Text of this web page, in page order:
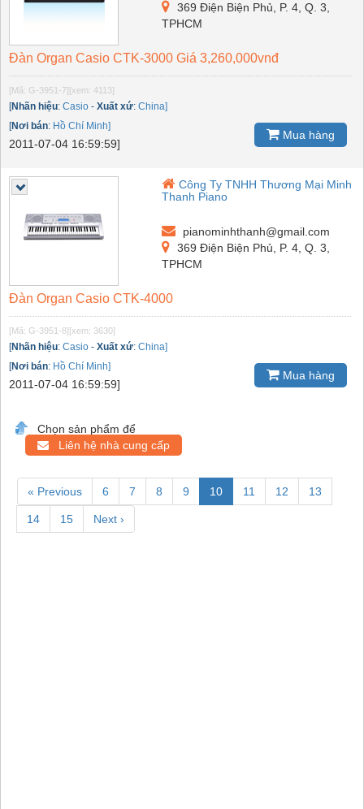
369 Điện Biện Phủ, P. 4, Q. 3,
TPHCM
Đàn Organ Casio CTK-3000 Giá 3,260,000vnđ
[Mã: G-3951-7] [xem: 4113]
[Nhãn hiệu: Casio - Xuất xứ: China]
[Nơi bán: Hồ Chí Minh]
2011-07-04 16:59:59]
Mua hàng
Công Ty TNHH Thương Mại Minh
Thanh Piano
pianominhthanh@gmail.com
369 Điện Biện Phủ, P. 4, Q. 3,
TPHCM
Đàn Organ Casio CTK-4000
[Mã: G-3951-8] [xem: 3630]
[Nhãn hiệu: Casio - Xuất xứ: China]
[Nơi bán: Hồ Chí Minh]
2011-07-04 16:59:59]
Mua hàng
Chọn sản phẩm để
Liên hệ nhà cung cấp
« Previous 6 7 8 9 10 11 12 13
14 15 Next ›